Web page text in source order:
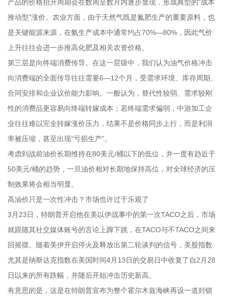
产品的价格抬升周期会在数周至数月内逐步显现，形成典型的“成本
推动型”涨价。农业方面，由于天然气既是氮肥生产的重要原料，也
是关键能源来源，在氨生产成本中通常约占70%—80%，因此气价
上升往往会进一步推高化肥及相关农资价格。
第三层是向终端消费传导。在这一层级中，我们认为油气价格冲击
向消费端的全面传导往往需要6—12个月，受需求环境、库存周期、
合同安排和企业议价能力影响。一般认为，替代性较弱、需求较刚
性的消费品更容易向终端转嫁成本；若终端需求偏弱，中游加工企
业往往难以完全转嫁涨价压力，结果不是价格同步上行，而是利润
率被压缩，甚至出现“亏损生产”。
考虑到战前油价长期维持在80美元/桶以下的低位，并一度有趋近于
50美元/桶的趋势，一旦油价相对长期地保持高位，对全球经济的压
制效果将会相当明显。
高油价只是一次性冲击？市场也许过于乐观了
3月23日，特朗普开启他在美以伊战事中的第一次TACO之后，市场
就跟随其社交媒体账号的言论上蹿下跳，在TACO与不TACO之间来
回摇摆。随着美伊开启停火及释放出第二轮谈判的信号，美股指数
尤其是纳斯达克指数在美国时间4月13日的交易日中收复了自2月28
日以来的所有跌幅，并随后开始冲击历史新高。
有意思的是，这是在特朗普宣布为整个霍尔木兹海峡再设一道封锁